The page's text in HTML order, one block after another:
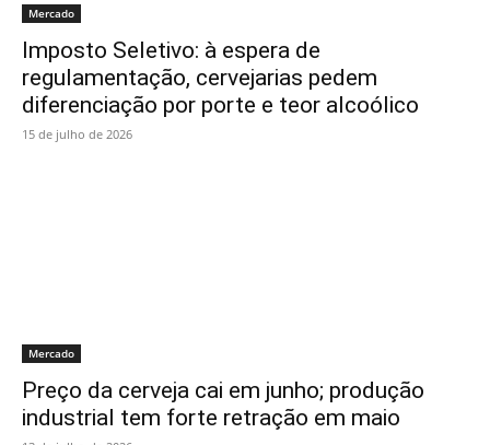
Mercado
Imposto Seletivo: à espera de
regulamentação, cervejarias pedem
diferenciação por porte e teor alcoólico
15 de julho de 2026
Mercado
Preço da cerveja cai em junho; produção
industrial tem forte retração em maio